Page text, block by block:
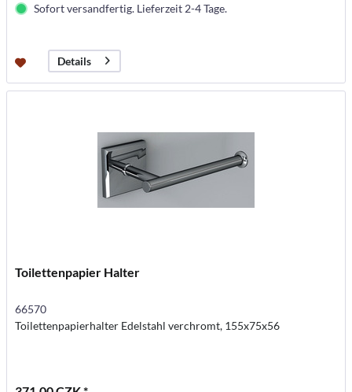
Sofort versandfertig. Lieferzeit 2-4 Tage.
Details
Toilettenpapier Halter
66570
Toilettenpapierhalter Edelstahl verchromt, 155x75x56